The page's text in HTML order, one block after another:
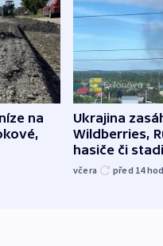
na
Ukrajina
Wildberries,
hasiče či
včera před 14